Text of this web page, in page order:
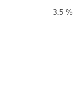
3.5 %